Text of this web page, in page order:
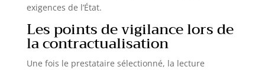
exigences de l’État.
Les points de vigilance lors de
la contractualisation
Une fois le prestataire sélectionné, la lecture